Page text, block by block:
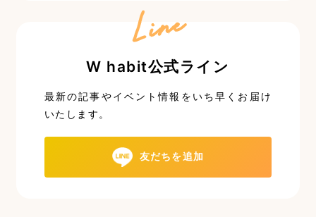
W habit公式ライン
Line
最新の記事やイベント情報を いち早くお届け
いたします。
友だちを追加